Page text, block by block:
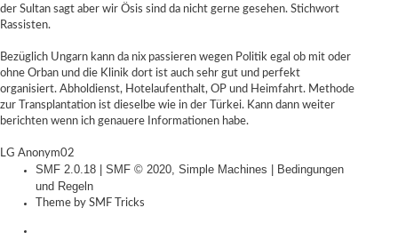
der Sultan sagt aber wir Ösis sind da nicht gerne gesehen. Stichwort
Rassisten.
Bezüglich Ungarn kann da nix passieren wegen Politik egal ob mit oder
ohne Orban und die Klinik dort ist auch sehr gut und perfekt
organisiert. Abholdienst, Hotelaufenthalt, OP und Heimfahrt. Methode
zur Transplantation ist dieselbe wie in der Türkei. Kann dann weiter
berichten wenn ich genauere Informationen habe.
LG Anonym02
SMF 2.0.18 SMF © 2020 Simple Machines
Bedingungen
und Regeln
Theme by SMF Tricks